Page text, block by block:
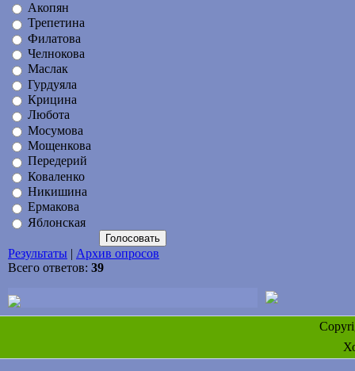
Акопян
Трепетина
Филатова
Челнокова
Маслак
Гурдуяла
Крицина
Любота
Мосумова
Мощенкова
Передерий
Коваленко
Никишина
Ермакова
Яблонская
Результаты | Архив опросов
Всего ответов: 39